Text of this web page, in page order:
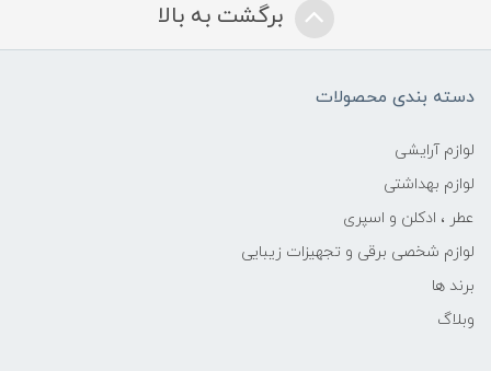
برگشت به بالا
دسته بندی محصولات
لوازم آرایشی
لوازم بهداشتی
عطر ، ادکلن و اسپری
لوازم شخصی برقی و تجهیزات زیبایی
برند ها
وبلاگ